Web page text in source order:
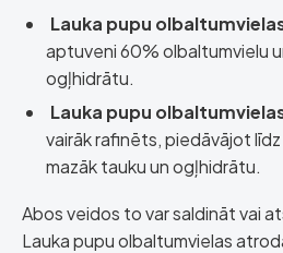
Lauka pupu
aptuveni 60% olbaltumvielu
ogļhidrātu.
Lauka pupu
vairāk rafinēts, piedāvājot
mazāk tauku un ogļhidrātu.
Abos veidos to var saldināt vai
Lauka pupu olbaltumvielas